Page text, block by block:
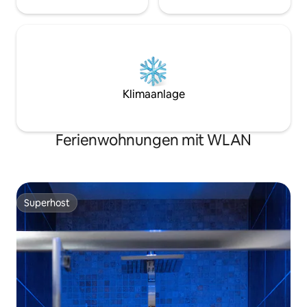
Klimaanlage
Ferienwohnungen mit WLAN
Superhost
Superhost